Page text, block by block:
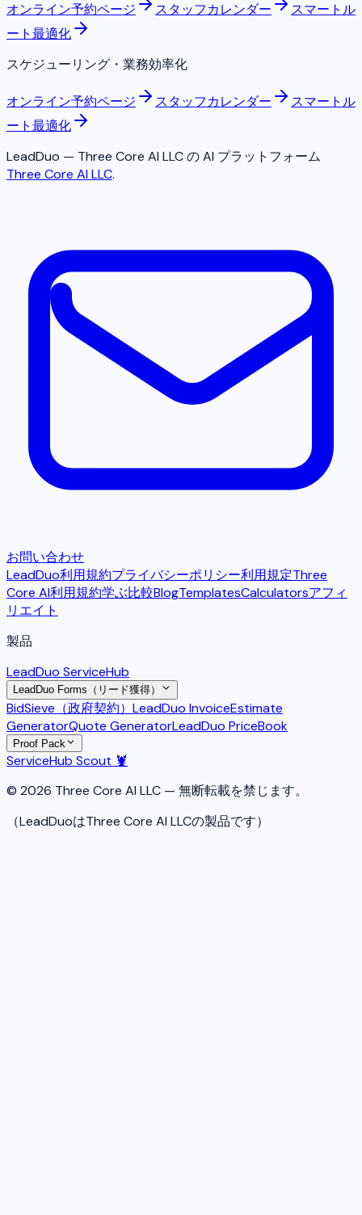
オンライン予約ページ スタッフカレンダー
スマートル
ート最適化
スケジューリング・業務効率化
オンライン予約ページ スタッフカレンダー
スマートル
ート最適化
LeadDuo — Three Core AI LLC の AI プラットフォーム
Three Core AI LLC.
お問い合わせ
LeadDuo利用規約プライバシーポリシー利用規定Three
Core AI利用規約学ぶ比較BlogTemplatesCalculatorsアフィ
リエイト
製品
LeadDuo ServiceHub
LeadDuo Forms（リード獲得）
BidSieve（政府契約） LeadDuo InvoiceEstimate
GeneratorQuote GeneratorLeadDuo PriceBook
Proof Pack
ServiceHub Scout 🦞
© 2026 Three Core AI LLC — 無断転載を禁じます。
（LeadDuoはThree Core AI LLCの製品です）